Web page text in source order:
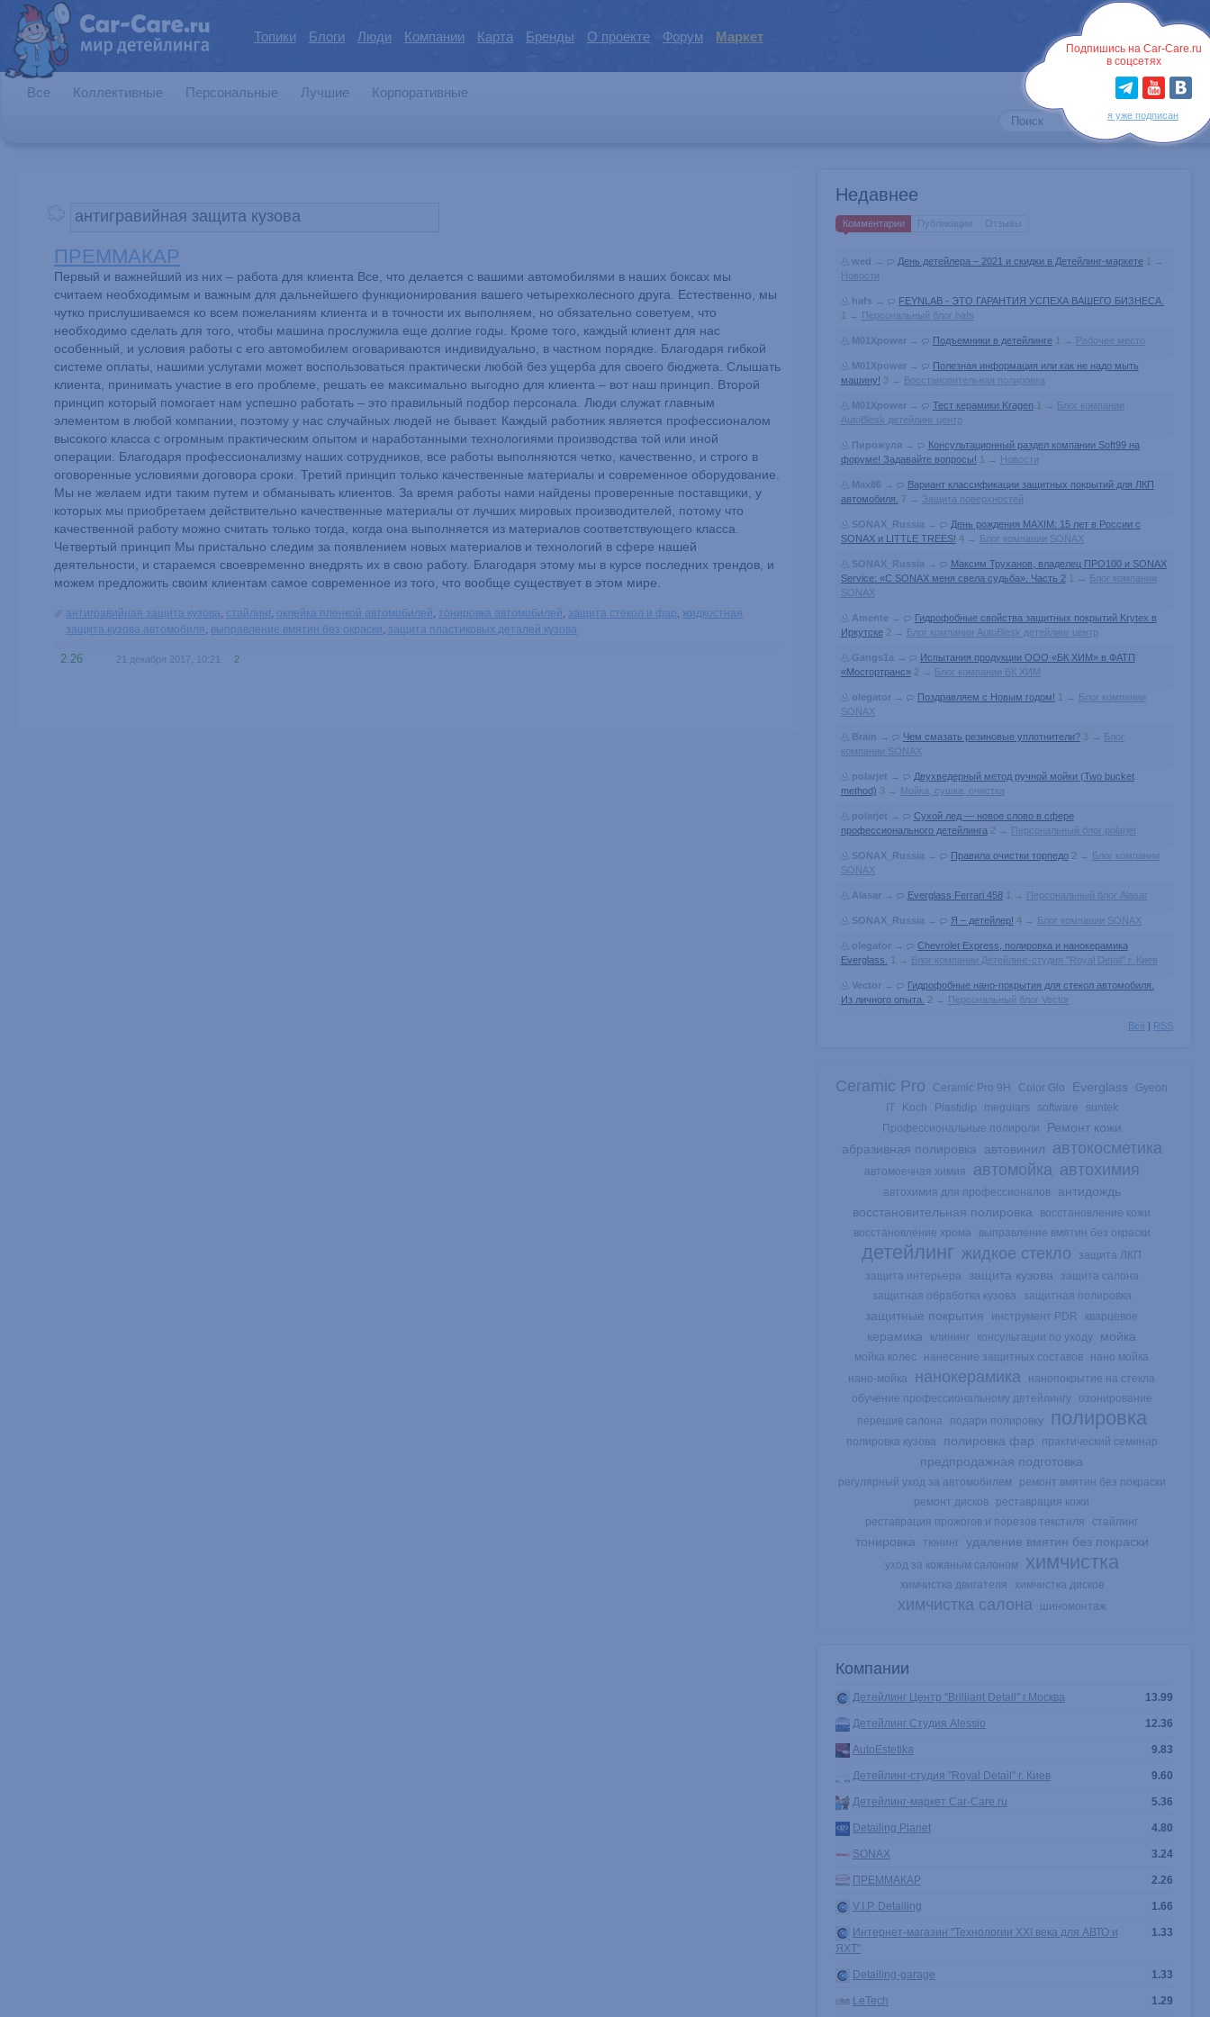
Топики Блоги Люди Компании Карта Бренды О проекте Форум Маркет
Все Коллективные Персональные Лучшие Корпоративные
Подпишись на Car-Care.ru
в соцсетях
я уже подписан
ПРЕММАКАР
Первый и важнейший из них – работа для клиента Все, что делается с вашими автомобилями в наших боксах мы
считаем необходимым и важным для дальнейшего функционирования вашего четырехколесного друга. Естественно, мы
чутко прислушиваемся ко всем пожеланиям клиента и в точности их выполняем, но обязательно советуем, что
необходимо сделать для того, чтобы машина прослужила еще долгие годы. Кроме того, каждый клиент для нас
особенный, и условия работы с его автомобилем оговариваются индивидуально, в частном порядке. Благодаря гибкой
системе оплаты, нашими услугами может воспользоваться практически любой без ущерба для своего бюджета. Слышать
клиента, принимать участие в его проблеме, решать ее максимально выгодно для клиента – вот наш принцип. Второй
принцип который помогает нам успешно работать – это правильный подбор персонала. Люди служат главным
элементом в любой компании, поэтому у нас случайных людей не бывает. Каждый работник является профессионалом
высокого класса с огромным практическим опытом и наработанными технологиями производства той или иной
операции. Благодаря профессионализму наших сотрудников, все работы выполняются четко, качественно, и строго в
оговоренные условиями договора сроки. Третий принцип только качественные материалы и современное оборудование.
Мы не желаем идти таким путем и обманывать клиентов. За время работы нами найдены проверенные поставщики, у
которых мы приобретаем действительно качественные материалы от лучших мировых производителей, потому что
качественной работу можно считать только тогда, когда она выполняется из материалов соответствующего класса.
Четвертый принцип Мы пристально следим за появлением новых материалов и технологий в сфере нашей
деятельности, и стараемся своевременно внедрять их в свою работу. Благодаря этому мы в курсе последних трендов, и
можем предложить своим клиентам самое современное из того, что вообще существует в этом мире.
антигравийная защита кузова, стайлинг, оклейка пленкой автомобилей, тонировка автомобилей, защита стекол и фар, жидкостная
защита кузова автомобиля, выправление вмятин без окраски, защита пластиковых деталей кузова
2.26 21 декабря 2017, 10:21 2
Недавнее
Комментарии Публикации Отзывы
wed → День детейлера – 2021 и скидки в Детейлинг-маркете 1
→
Новости
hafs →
FEYNLAB - ЭТО ГАРАНТИЯ УСПЕХА ВАШЕГО БИЗНЕСА.
1
→ Персональный блог hafs
M01Xpower→ Подъемники в детейлинге 1 → Рабочее место
M01Xpower→
Полезная информация или как не надо мыть
машину! 3→ Восстановительная полировка
M01Xpower→ Тест керамики Kragen 1 → Блог компании
AutoBlesk детейлинг центр
Пирожуля →
Консультационный раздел компании Soft99 на
форуме! Задавайте вопросы! 1 → Новости
Max86 →
Вариант классификации защитных покрытий для ЛКП
автомобиля.
7→ Защита поверхностей
SONAX_Russia →
День рождения MAXIM: 15 лет в России с
SONAX и LITTLE TREES! 4→ Блог компании SONAX
SONAX_Russia →
Максим Труханов, владелец ПРО100 и SONAX
Service: «С SONAX меня свела судьба». Часть 2 1 → Блог компании
SONAX
Amente →
Гидрофобные свойства защитных покрытий Krytex в
Иркутске 2 → Блог компании AutoBlesk детейлинг центр
Gangs1a →
Испытания продукции ООО «БК ХИМ» в ФАТП
«Мосгортранс» 2 → Блог компании БК ХИМ
olegator→ Поздравляем с Новым годом! 1 → Блог компании
SONAX
Brain → Чем смазать резиновые уплотнители? 3→ Блог
компании SONAX
polarjet →
Двухведерный метод ручной мойки (Two bucket
method) 3→ Мойка, сушка, очистка
polarjet →
Сухой лед — новое слово в сфере
профессионального детейлинга 2 → Персональный блог polarjet
SONAX_Russia → Правила очистки торпедо 2 → Блог компании
SONAX
Alasar→ Everglass Ferrari 458 1 → Персональный блог Alasar
SONAX_Russia → Я – детейлер! 4→ Блог компании SONAX
olegator→
Chevrolet Express, полировка и нанокерамика
Everglass.
1 → Блог компании Детейлинг-студия "Royal Detail" г. Киев
Vector→
Гидрофобные нано-покрытия для стекол автомобиля.
Из личного опыта.
2 → Персональный блог Vector
Всё | RSS
Ceramic Pro Ceramic Pro 9H Color Glo Everglass
Gyeon
IT
Koch Plastidip meguiars software
suntek
Профессиональные полироли
Ремонт кожи
абразивная полировка
автовинил автокосметика
автомоечная химия автомойка автохимия
автохимия для профессионалов
антидождь
восстановительная полировка
восстановление кожи
восстановление хрома
выправление вмятин без окраски
детейлинг жидкое стекло
защита ЛКП
защита интерьера
защита кузова
защита салона
защитная обработка кузова
защитная полировка
защитные покрытия инструмент PDR кварцевое
керамика клининг консультации по уходу мойка
мойка колес нанесение защитных составов
нано мойка
нано-мойка
нанокерамика
нанопокрытие на стекла
обучение профессиональному детейлингу
озонирование
перешив салона
подари полировку полировка
полировка кузова полировка фар практический семинар
предпродажная подготовка
регулярный уход за автомобилем
ремонт вмятин без покраски
ремонт дисков
реставрация кожи
реставрация прожогов и порезов текстиля
стайлинг
тонировка тюнинг удаление вмятин без покраски
уход за кожаным салоном химчистка
химчистка двигателя химчистка дисков
химчистка салона шиномонтаж
Компании
13.99
Детейлинг Центр "Brilliant Detail" г.Москва
12.36
Детейлинг Студия Alessio
9.83
AutoEstetika
9.60
Детейлинг-студия "Royal Detail" г. Киев
5.36
Детейлинг-маркет Car-Care.ru
4.80
Detailing Planet
3.24
SONAX
2.26
ПРЕММАКАР
1.66
V.I.P. Detailing
1.33
Интернет-магазин "Технологии XXI века для АВТО и
ЯХТ"
1.33
Detailing-garage
1.29
LeTech